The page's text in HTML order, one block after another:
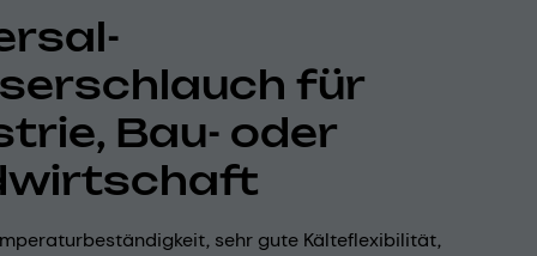
für
Bau- oder
sehr gute Kälteflexibilität,